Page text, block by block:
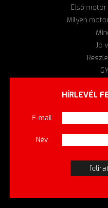
Első motor
Milyen
Jó
HÍRLEVÉL
E-mail
Név